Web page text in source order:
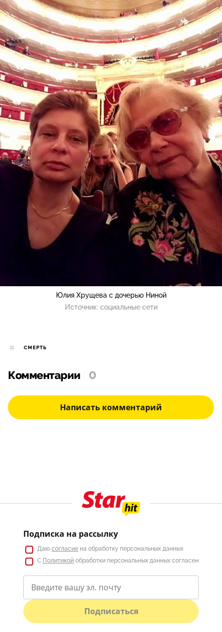
Юлия Хрущева с дочерью Ниной
Источник: социальные сети
СМЕРТЬ
Комментарии 0
Написать комментарий
Подписка на рассылку
Даю согласие на обработку персональных данных
С Политикой обработки персональных данных согласен
Подписаться